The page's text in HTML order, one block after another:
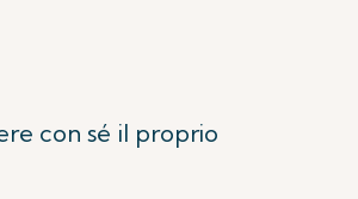
con sé il proprio